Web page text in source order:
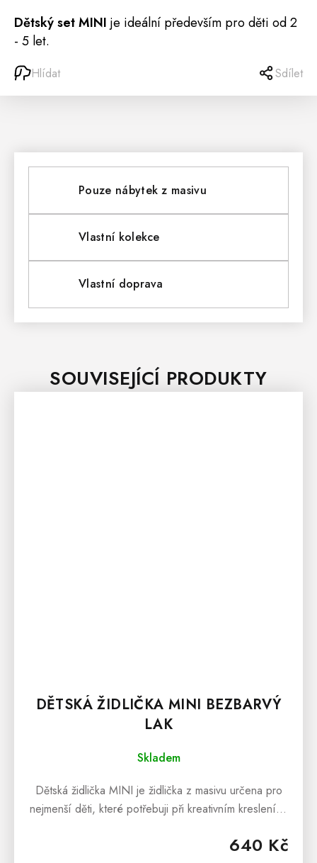
Dětský set MINI je ideální především pro děti od 2
- 5 let.
Hlídat Sdílet
Pouze nábytek z masivu
Vlastní kolekce
Vlastní doprava
SOUVISEJÍCÍ PRODUKTY
DĚTSKÁ ŽIDLIČKA MINI BEZBARVÝ
LAK
Skladem
640 Kč
Dětská židlička MINI je židlička z masivu určena pro
nejmenší děti, které potřebuji při kreativním kreslení či